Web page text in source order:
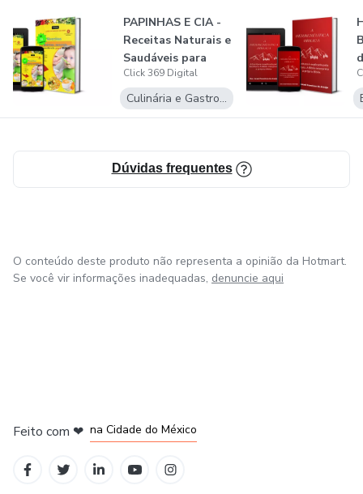
PAPINHAS E CIA -
Receitas Naturais e
Saudáveis para
bebês
Click 369 Digital
Culinária e Gastronomia
Dúvidas frequentes
O conteúdo deste produto não representa a opinião da Hotmart.
Se você vir informações inadequadas, denuncie aqui
Feito com ❤ na Cidade do México